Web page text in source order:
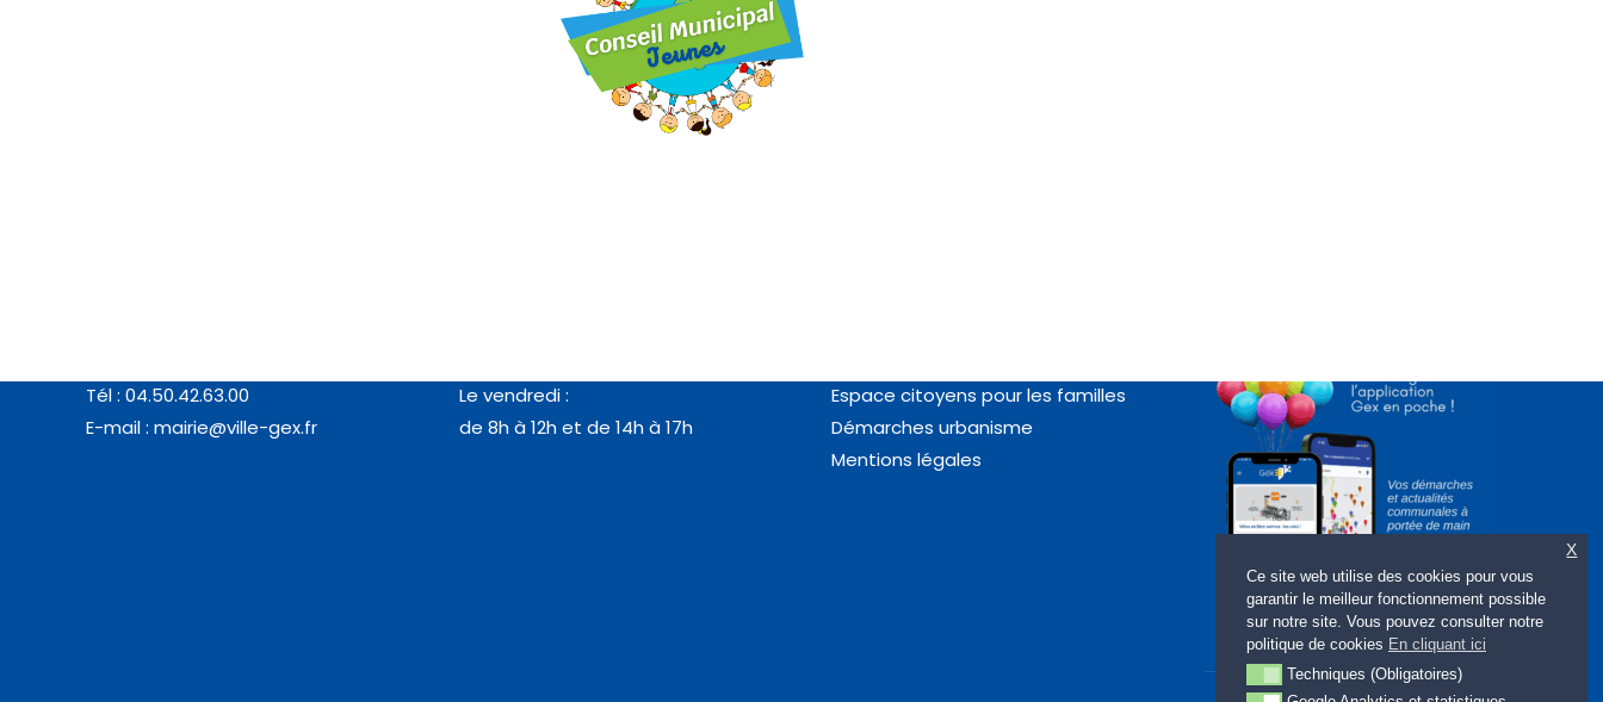
Tél : 04.50.42.63.00
E-mail : mairie@ville-gex.fr
Le vendredi :
de 8h à 12h et de 14h à 17h
Espace citoyens pour les familles
Démarches urbanisme
Mentions légales
Ce site web utilise des cookies pour vous
garantir le meilleur fonctionnement possible
sur notre site. Vous pouvez consulter notre
politique de cookies En cliquant ici
Techniques (Obligatoires)
Techniques (Obligatoires)
X